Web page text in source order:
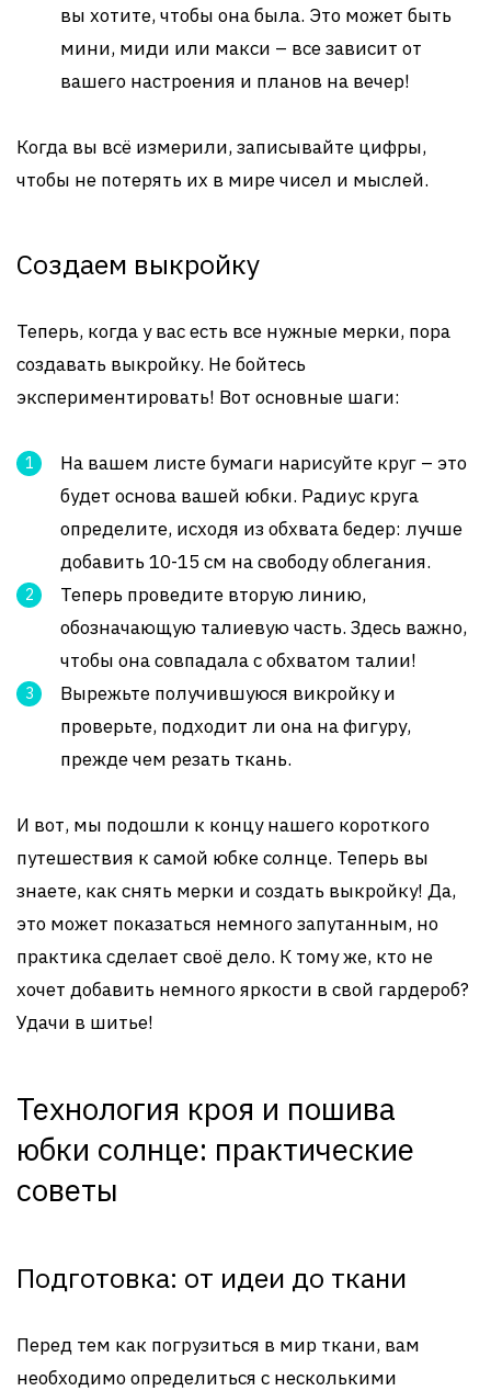
вы хотите, чтобы она была. Это может быть
мини, миди или макси – все зависит от
вашего настроения и планов на вечер!
Когда вы всё измерили, записывайте цифры,
чтобы не потерять их в мире чисел и мыслей.
Создаем выкройку
Теперь, когда у вас есть все нужные мерки, пора
создавать выкройку. Не бойтесь
экспериментировать! Вот основные шаги:
На вашем листе бумаги нарисуйте круг – это
будет основа вашей юбки. Радиус круга
определите, исходя из обхвата бедер: лучше
добавить 10-15 см на свободу облегания.
Теперь проведите вторую линию,
обозначающую талиевую часть. Здесь важно,
чтобы она совпадала с обхватом талии!
Вырежьте получившуюся викройку и
проверьте, подходит ли она на фигуру,
прежде чем резать ткань.
И вот, мы подошли к концу нашего короткого
путешествия к самой юбке солнце. Теперь вы
знаете, как снять мерки и создать выкройку! Да,
это может показаться немного запутанным, но
практика сделает своё дело. К тому же, кто не
хочет добавить немного яркости в свой гардероб?
Удачи в шитье!
Технология кроя и пошива
юбки солнце: практические
советы
Подготовка: от идеи до ткани
Перед тем как погрузиться в мир ткани, вам
необходимо определиться с несколькими